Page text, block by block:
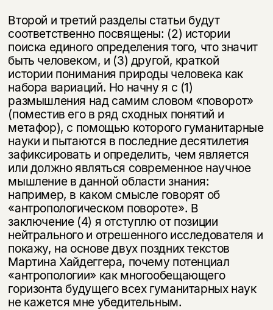
Второй и третий разделы статьи будут
соответственно посвящены: (2) ис­тории
поиска единого определения того, что значит
быть человеком, и (3) дру­гой, краткой
истории понимания природы человека как
набора вариаций. Но начну я с (1)
размышления над самим словом «поворот»
(поместив его в ряд сходных понятий и
метафор), с помощью которого гуманитарные
науки и пытаются в последние десятилетия
зафиксировать и определить, чем яв­ляется
или должно являться современное научное
мышление в данной обла­сти знания:
например, в каком смысле говорят об
«антропологическом пово­роте». В
заключение (4) я отступлю от позиции
нейтрального и отрешенного исследователя и
покажу, на основе двух поздних текстов
Мартина Хайдеггера, почему потенциал
«антропологии» как многообещающего
горизонта бу­дущего всех гуманитарных наук
не кажется мне убедительным.